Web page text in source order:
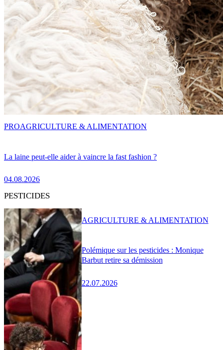
La laine peut-elle aider à vaincre la fast fashion ?
04.08.2026
PROAGRICULTURE & ALIMENTATION
PESTICIDES
Polémique sur les pesticides : Monique
Barbut retire sa démission
22.07.2026
AGRICULTURE & ALIMENTATION